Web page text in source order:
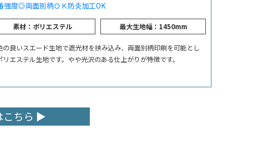
強度◎両面別柄ＯＫ防炎加工OK
素材：ポリエステル 最大生地幅：1450mm
の良いスエード生地で遮光材を挟み込み、両面別柄印刷を可能とし
リエステル生地です。やや光沢のある仕上がりが特徴です。
ちら